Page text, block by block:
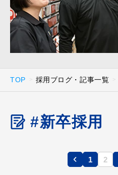
TOP 採用ブログ・記事一覧
#新卒採用
1 2